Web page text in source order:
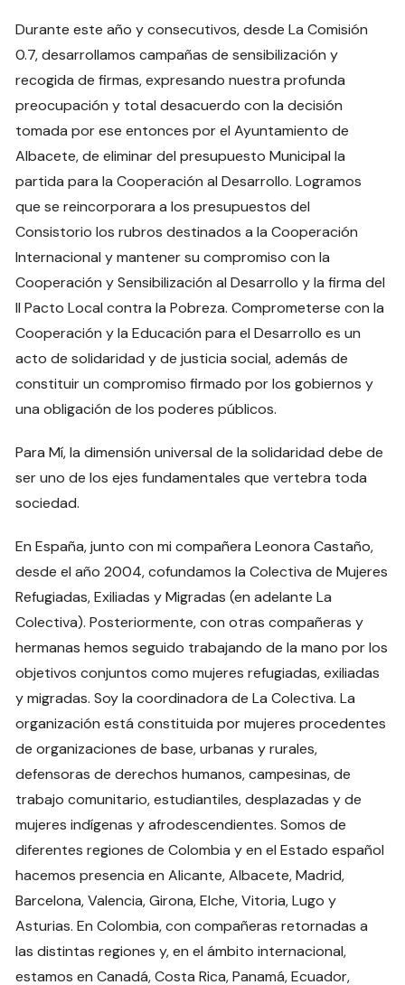
Durante este año y consecutivos, desde La Comisión
0.7, desarrollamos campañas de sensibilización y
recogida de firmas, expresando nuestra profunda
preocupación y total desacuerdo con la decisión
tomada por ese entonces por el Ayuntamiento de
Albacete, de eliminar del presupuesto Municipal la
partida para la Cooperación al Desarrollo. Logramos
que se reincorporara a los presupuestos del
Consistorio los rubros destinados a la Cooperación
Internacional y mantener su compromiso con la
Cooperación y Sensibilización al Desarrollo y la firma del
II Pacto Local contra la Pobreza. Comprometerse con la
Cooperación y la Educación para el Desarrollo es un
acto de solidaridad y de justicia social, además de
constituir un compromiso firmado por los gobiernos y
una obligación de los poderes públicos.
Para Mí, la dimensión universal de la solidaridad debe de
ser uno de los ejes fundamentales que vertebra toda
sociedad.
En España, junto con mi compañera Leonora Castaño,
desde el año 2004, cofundamos la Colectiva de Mujeres
Refugiadas, Exiliadas y Migradas (en adelante La
Colectiva). Posteriormente, con otras compañeras y
hermanas hemos seguido trabajando de la mano por los
objetivos conjuntos como mujeres refugiadas, exiliadas
y migradas. Soy la coordinadora de La Colectiva. La
organización está constituida por mujeres procedentes
de organizaciones de base, urbanas y rurales,
defensoras de derechos humanos, campesinas, de
trabajo comunitario, estudiantiles, desplazadas y de
mujeres indígenas y afrodescendientes. Somos de
diferentes regiones de Colombia y en el Estado español
hacemos presencia en Alicante, Albacete, Madrid,
Barcelona, Valencia, Girona, Elche, Vitoria, Lugo y
Asturias. En Colombia, con compañeras retornadas a
las distintas regiones y, en el ámbito internacional,
estamos en Canadá, Costa Rica, Panamá, Ecuador,